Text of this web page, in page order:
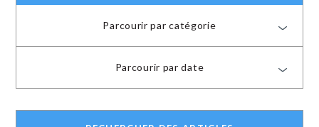
Parcourir par catégorie
Parcourir par date